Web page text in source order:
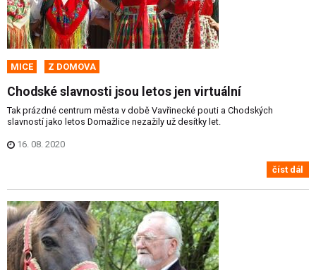
MICE Z DOMOVA
Chodské slavnosti jsou letos jen virtuální
Tak prázdné centrum města v době Vavřinecké pouti a Chodských
slavností jako letos Domažlice nezažily už desítky let.
16. 08. 2020
číst dál